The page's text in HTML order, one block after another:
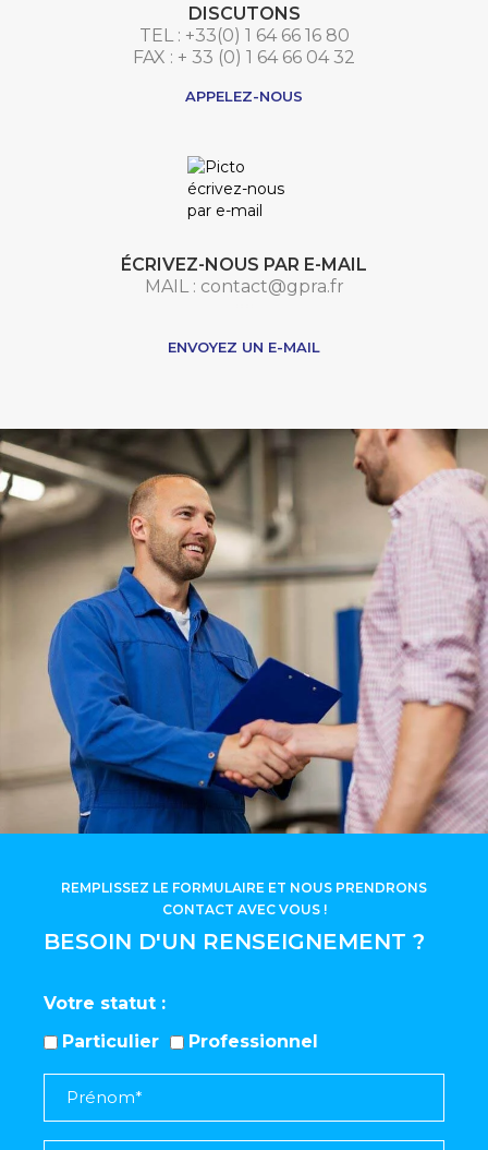
DISCUTONS
TEL : +33(0) 1 64 66 16 80
FAX : + 33 (0) 1 64 66 04 32
APPELEZ-NOUS
ÉCRIVEZ-NOUS PAR E-MAIL
MAIL : contact@gpra.fr
ENVOYEZ UN E-MAIL
BESOIN D'UN RENSEIGNEMENT ?
REMPLISSEZ LE FORMULAIRE ET NOUS PRENDRONS
CONTACT AVEC VOUS !
Votre statut
Particulier
Professionnel